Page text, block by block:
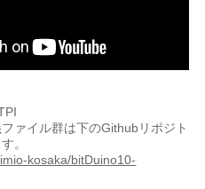
ァイル群は下のGithubリポジト
。
kosaka/bitDuino10-